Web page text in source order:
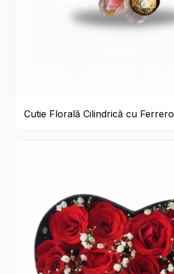
Cutie Florală Cilindrică cu Ferrero
Rocher și Trandafiri Pastel